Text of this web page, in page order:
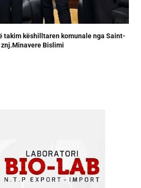
takim këshilltaren komunale nga Saint-
Bislimi